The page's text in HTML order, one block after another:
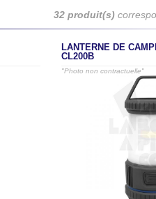
32 produit(s)
LANTERNE DE
CL200B
"Photo non contractuelle"